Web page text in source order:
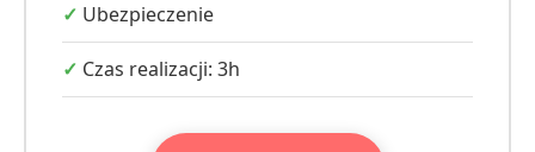
Ubezpieczenie
Czas realizacji: 3h